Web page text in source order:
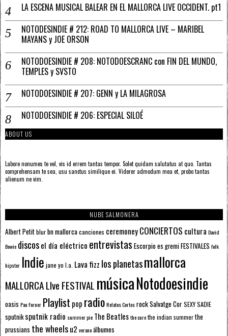
LA ESCENA MUSICAL BALEAR EN EL MALLORCA LIVE OCCIDENT. pt1
NOTODESINDIE # 212: ROAD TO MALLORCA LIVE – MARIBEL
MAYANS y JOE ORSON
NOTODOESINDIE # 208: NOTODOESCRANC con FIN DEL MUNDO,
TEMPLES y SVSTO
NOTODOESINDIE # 207: GENN y LA MILAGROSA
NOTODOESINDIE # 206: ESPECIAL SILOÉ
ABOUT US
Labore nonumes te vel, vis id errem tantas tempor. Solet quidam salutatus at quo. Tantas
comprehensam te sea, usu sanctus similique ei. Viderer admodum mea et, probo tantas
alienum ne vim.
NUBE SALMONERA
Albert Petitblurbn mallorcacanciones ceremoneyCONCIERTOS cultura David
Bowie discosel día eléctrico entrevistas Escorpioes gremiFESTIVALES folk
hipster Indie jane yo l.a. Lava fizz los planetasmallorca
MALLORCA LIve FESTIVAL músicaNotodoesindie
oasis Pau Forner Playlist pop radioRelatos CortosrockSalvatge CorSEXY SADIE
sputnik sputnik radio summer pie The Beatlesthe curethe indian summerthe
prussians the wheelsu2 veranoálbumes